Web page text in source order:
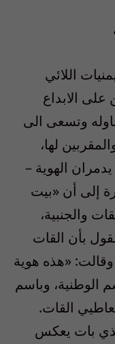
اللائي
الابداع
وتسعى الى
لها،
الهوية –
إلى أن «بيت
والجنبية،
بأن القات
وقالت: «هذه هوية
الوطنية، وباسم
القات.
بات يعكس